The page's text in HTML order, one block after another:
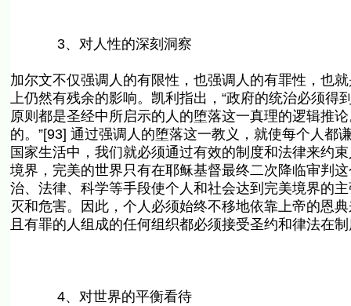
3、对人性的深刻洞察
加尔文不仅强调人的有限性，也强调人的有罪性，也
上仍然有残余的影响。凯利指出，“政府的统治必须
原则都是圣经中所启示的人的堕落这一真理的逻辑推
的。”[93] 通过强调人的堕落这一教义，就使每个人都
国家生活中，我们就必须通过有效的制度和法律来约
境界，完美的世界只有在耶稣基督最终二次降临审判
治、法律、科学等手段使个人和社会达到完美境界的
灭和危害。因此，个人必须始终不移地依靠上帝的恩
且有罪的人组成的任何组织都必须接受圣约和律法在
4、对世界的平衡看待